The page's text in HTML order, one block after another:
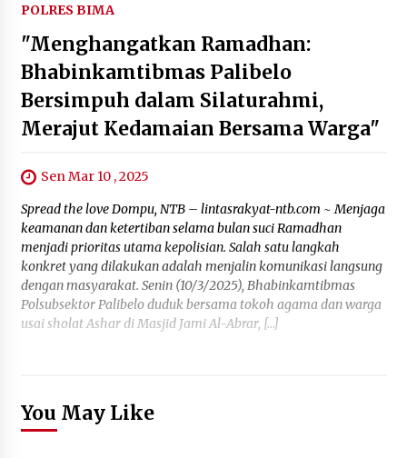
POLRES BIMA
"Menghangatkan Ramadhan:
Bhabinkamtibmas Palibelo
Bersimpuh dalam Silaturahmi,
Merajut Kedamaian Bersama Warga"
Sen Mar 10 , 2025
Spread the love Dompu, NTB – lintasrakyat-ntb.com ~ Menjaga
keamanan dan ketertiban selama bulan suci Ramadhan
menjadi prioritas utama kepolisian. Salah satu langkah
konkret yang dilakukan adalah menjalin komunikasi langsung
dengan masyarakat. Senin (10/3/2025), Bhabinkamtibmas
Polsubsektor Palibelo duduk bersama tokoh agama dan warga
usai sholat Ashar di Masjid Jami Al-Abrar, […]
You May Like